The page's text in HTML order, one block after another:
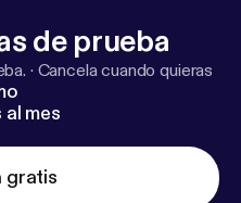
de prueba
· Cancela cuando quieras
mes
gratis